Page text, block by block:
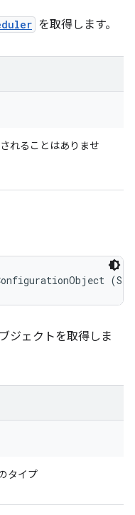
を取得します。
れることはありませ
ジェクトを取得しま
タイプ